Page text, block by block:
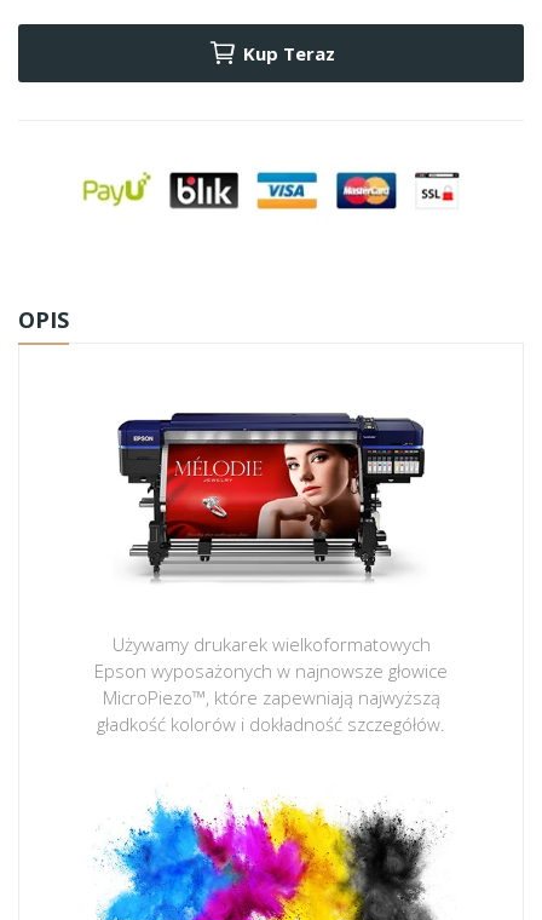
Kup Teraz
OPIS
Używamy drukarek wielkoformatowych
Epson wyposażonych w najnowsze głowice
MicroPiezo™, które zapewniają najwyższą
gładkość kolorów i dokładność szczegółów.